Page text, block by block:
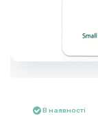
В наявності